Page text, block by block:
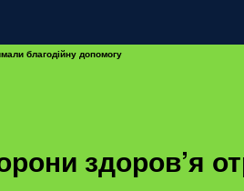
благодійну допомогу
здоров’я